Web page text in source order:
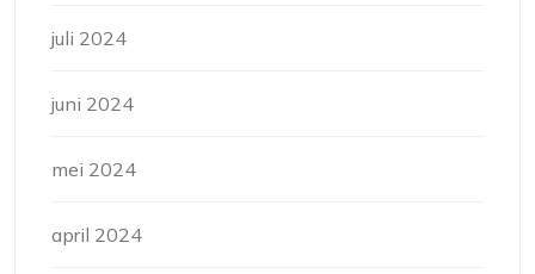
juli 2024
juni 2024
mei 2024
april 2024